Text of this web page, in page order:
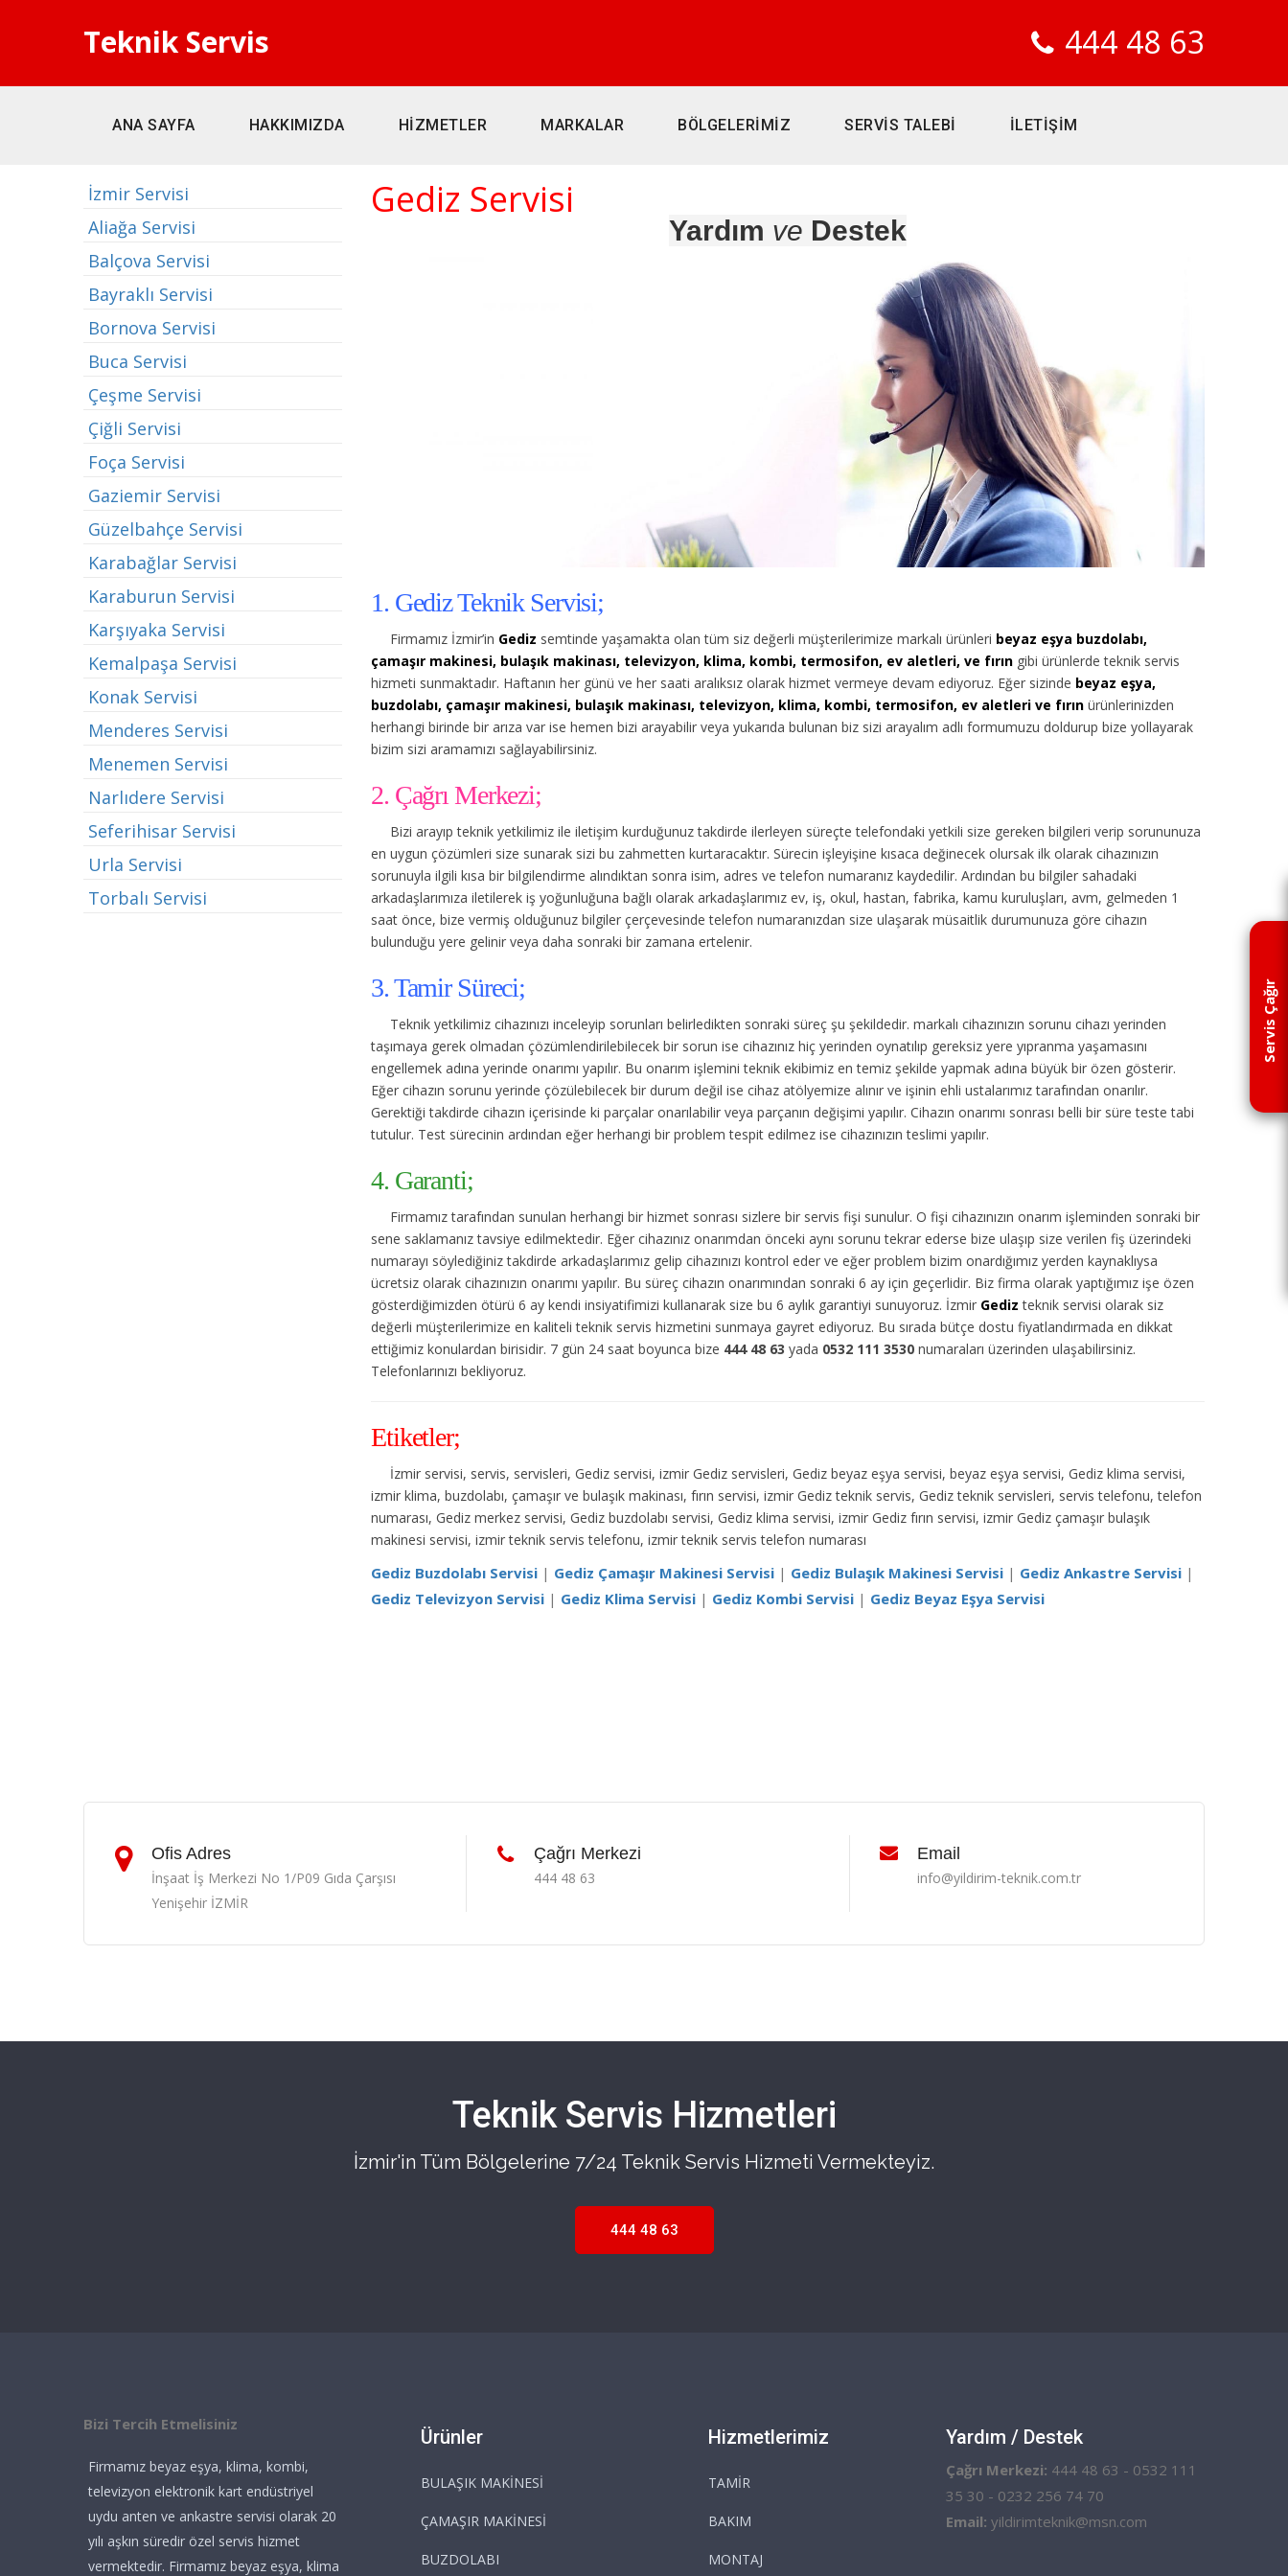
Servis Çağır
Teknik Servis 444 48 63
ANA SAYFA HAKKIMIZDA HİZMETLER MARKALAR BÖLGELERİMİZ SERVİS TALEBİ İLETİŞİM
İzmir Servisi
Aliağa Servisi
Balçova Servisi
Bayraklı Servisi
Bornova Servisi
Buca Servisi
Çeşme Servisi
Çiğli Servisi
Foça Servisi
Gaziemir Servisi
Güzelbahçe Servisi
Karabağlar Servisi
Karaburun Servisi
Karşıyaka Servisi
Kemalpaşa Servisi
Konak Servisi
Menderes Servisi
Menemen Servisi
Narlıdere Servisi
Seferihisar Servisi
Urla Servisi
Torbalı Servisi
Gediz Servisi
Yardım ve Destek
1. Gediz Teknik Servisi;
Firmamız İzmir’in Gediz semtinde yaşamakta olan tüm siz değerli müşterilerimize markalı ürünleri beyaz eşya buzdolabı,
çamaşır makinesi, bulaşık makinası, televizyon, klima, kombi, termosifon, ev aletleri, ve fırın gibi ürünlerde teknik servis
hizmeti sunmaktadır. Haftanın her günü ve her saati aralıksız olarak hizmet vermeye devam ediyoruz. Eğer sizinde beyaz eşya,
buzdolabı, çamaşır makinesi, bulaşık makinası, televizyon, klima, kombi, termosifon, ev aletleri ve fırın ürünlerinizden
herhangi birinde bir arıza var ise hemen bizi arayabilir veya yukarıda bulunan biz sizi arayalım adlı formumuzu doldurup bize yollayarak
bizim sizi aramamızı sağlayabilirsiniz.
2. Çağrı Merkezi;
Bizi arayıp teknik yetkilimiz ile iletişim kurduğunuz takdirde ilerleyen süreçte telefondaki yetkili size gereken bilgileri verip sorununuza
en uygun çözümleri size sunarak sizi bu zahmetten kurtaracaktır. Sürecin işleyişine kısaca değinecek olursak ilk olarak cihazınızın
sorunuyla ilgili kısa bir bilgilendirme alındıktan sonra isim, adres ve telefon numaranız kaydedilir. Ardından bu bilgiler sahadaki
arkadaşlarımıza iletilerek iş yoğunluğuna bağlı olarak arkadaşlarımız ev, iş, okul, hastan, fabrika, kamu kuruluşları, avm, gelmeden 1
saat önce, bize vermiş olduğunuz bilgiler çerçevesinde telefon numaranızdan size ulaşarak müsaitlik durumunuza göre cihazın
bulunduğu yere gelinir veya daha sonraki bir zamana ertelenir.
3. Tamir Süreci;
Teknik yetkilimiz cihazınızı inceleyip sorunları belirledikten sonraki süreç şu şekildedir. markalı cihazınızın sorunu cihazı yerinden
taşımaya gerek olmadan çözümlendirilebilecek bir sorun ise cihazınız hiç yerinden oynatılıp gereksiz yere yıpranma yaşamasını
engellemek adına yerinde onarımı yapılır. Bu onarım işlemini teknik ekibimiz en temiz şekilde yapmak adına büyük bir özen gösterir.
Eğer cihazın sorunu yerinde çözülebilecek bir durum değil ise cihaz atölyemize alınır ve işinin ehli ustalarımız tarafından onarılır.
Gerektiği takdirde cihazın içerisinde ki parçalar onarılabilir veya parçanın değişimi yapılır. Cihazın onarımı sonrası belli bir süre teste tabi
tutulur. Test sürecinin ardından eğer herhangi bir problem tespit edilmez ise cihazınızın teslimi yapılır.
4. Garanti;
Firmamız tarafından sunulan herhangi bir hizmet sonrası sizlere bir servis fişi sunulur. O fişi cihazınızın onarım işleminden sonraki bir
sene saklamanız tavsiye edilmektedir. Eğer cihazınız onarımdan önceki aynı sorunu tekrar ederse bize ulaşıp size verilen fiş üzerindeki
numarayı söylediğiniz takdirde arkadaşlarımız gelip cihazınızı kontrol eder ve eğer problem bizim onardığımız yerden kaynaklıysa
ücretsiz olarak cihazınızın onarımı yapılır. Bu süreç cihazın onarımından sonraki 6 ay için geçerlidir. Biz firma olarak yaptığımız işe özen
gösterdiğimizden ötürü 6 ay kendi insiyatifimizi kullanarak size bu 6 aylık garantiyi sunuyoruz. İzmir Gediz teknik servisi olarak siz
değerli müşterilerimize en kaliteli teknik servis hizmetini sunmaya gayret ediyoruz. Bu sırada bütçe dostu fiyatlandırmada en dikkat
ettiğimiz konulardan birisidir. 7 gün 24 saat boyunca bize 444 48 63 yada 0532 111 3530 numaraları üzerinden ulaşabilirsiniz.
Telefonlarınızı bekliyoruz.
Etiketler;
İzmir servisi, servis, servisleri, Gediz servisi, izmir Gediz servisleri, Gediz beyaz eşya servisi, beyaz eşya servisi, Gediz klima servisi,
izmir klima, buzdolabı, çamaşır ve bulaşık makinası, fırın servisi, izmir Gediz teknik servis, Gediz teknik servisleri, servis telefonu, telefon
numarası, Gediz merkez servisi, Gediz buzdolabı servisi, Gediz klima servisi, izmir Gediz fırın servisi, izmir Gediz çamaşır bulaşık
makinesi servisi, izmir teknik servis telefonu, izmir teknik servis telefon numarası
Gediz Buzdolabı Servisi | Gediz Çamaşır Makinesi Servisi | Gediz Bulaşık Makinesi Servisi | Gediz Ankastre Servisi |
Gediz Televizyon Servisi | Gediz Klima Servisi | Gediz Kombi Servisi | Gediz Beyaz Eşya Servisi
Ofis Adres
İnşaat İş Merkezi No 1/P09 Gıda Çarşısı
Yenişehir İZMİR
Çağrı Merkezi
444 48 63
Email
info@yildirim-teknik.com.tr
Teknik Servis Hizmetleri
İzmir'in Tüm Bölgelerine 7/24 Teknik Servis Hizmeti Vermekteyiz.
444 48 63
Bizi Tercih Etmelisiniz
Firmamız beyaz eşya, klima, kombi,
televizyon elektronik kart endüstriyel
uydu anten ve ankastre servisi olarak 20
yılı aşkın süredir özel servis hizmet
vermektedir. Firmamız beyaz eşya, klima
Ürünler
BULAŞIK MAKİNESİ
ÇAMAŞIR MAKİNESİ
BUZDOLABI
Hizmetlerimiz
TAMİR
BAKIM
MONTAJ
Yardım / Destek
Çağrı Merkezi: 444 48 63 - 0532 111
35 30 - 0232 256 74 70
Email: yildirimteknik@msn.com